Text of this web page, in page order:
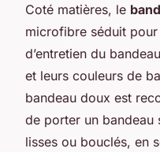
Coté matières, le
microfibre séduit
d’entretien du
et leurs couleurs de
bandeau doux est
de porter un bandeau
lisses ou bouclés, en